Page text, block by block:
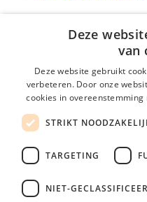
Contractvormen
Brochure aanvragen
Vacature aanmelden
Partners
Contact
Social
Deze
van
Deze website gebruikt
verbeteren. Door onze
cookies in overeenstemming
STRIKT
TARGETING
NIET-